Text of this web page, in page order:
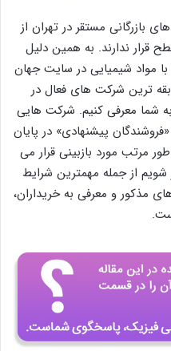
بازرگانی مستقر در تهران از
قرار ندارند. به همین دلیل
مواد شیمیایی در سایت جهان
ترین شرکت های فعال در
شما معرفی کنیم. شرکت هایی
پیشنهادی» در پایان
مرتب مورد بازبینی قرار می
از جمله مهمترین شرایط
مذکور و معرفی به خریداران،